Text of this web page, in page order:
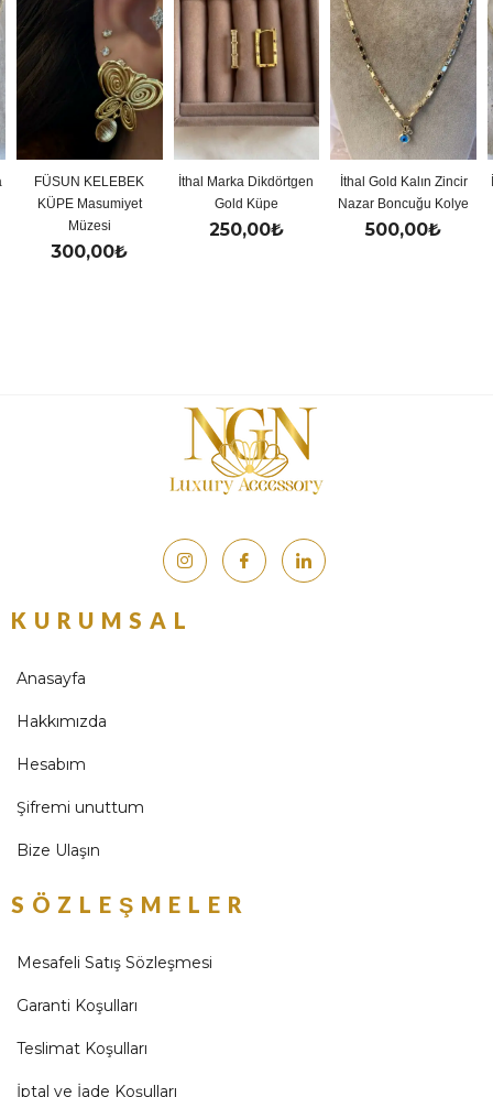
İthal Marka Dikdörtgen
Gold Küpe
250,00
İthal Gold Kalın Zincir
Nazar Boncuğu Kolye
500,00
İthal Gold Renkli
Y Kolye
500,00
KURUMSAL
Anasayfa
Hakkımızda
Hesabım
Şifremi unuttum
Bize Ulaşın
SÖZLEŞMELER
Mesafeli Satış Sözleşmesi
Garanti Koşulları
Teslimat Koşulları
İptal ve İade Koşulları